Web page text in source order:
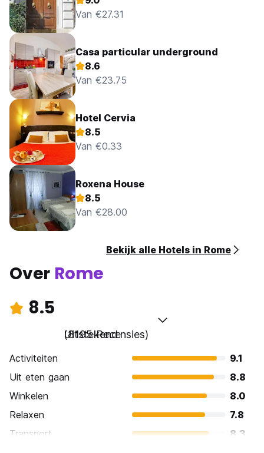
Van €27.31
Casa particular underground
8.6
Van €23.75
Hotel Cervia
8.5
Van €0.33
Roxena House
8.5
Van €28.00
Bekijk alle Hotels in Rome
Over Rome
8.5
Uitstekend
(8195 Recensies)
Activiteiten
9.1
Uit eten gaan
8.8
Winkelen
8.0
Relaxen
7.8
Transport
8.3